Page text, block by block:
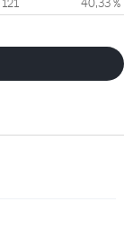
121 40,33 %